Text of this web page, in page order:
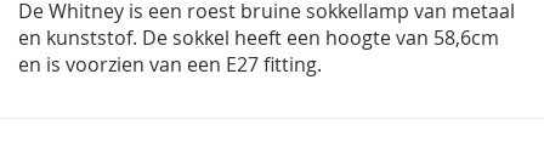
De Whitney is een roest bruine sokkellamp van metaal
en kunststof. De sokkel heeft een hoogte van 58,6cm
en is voorzien van een E27 fitting.